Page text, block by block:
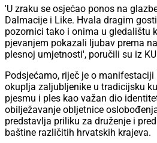
'U zraku se osjećao ponos na
Dalmacije i Like. Hvala dragim
pozornici tako i onima u gledalištu
pjevanjem pokazali ljubav prema
plesnoj umjetnosti', poručili su iz
Podsjećamo, riječ je o
okuplja zaljubljenike u tradicijsku
pjesmu i ples kao važan dio
obilježavanje obljetnice
predstavlja priliku za druženje i
baštine različitih hrvatskih krajeva.